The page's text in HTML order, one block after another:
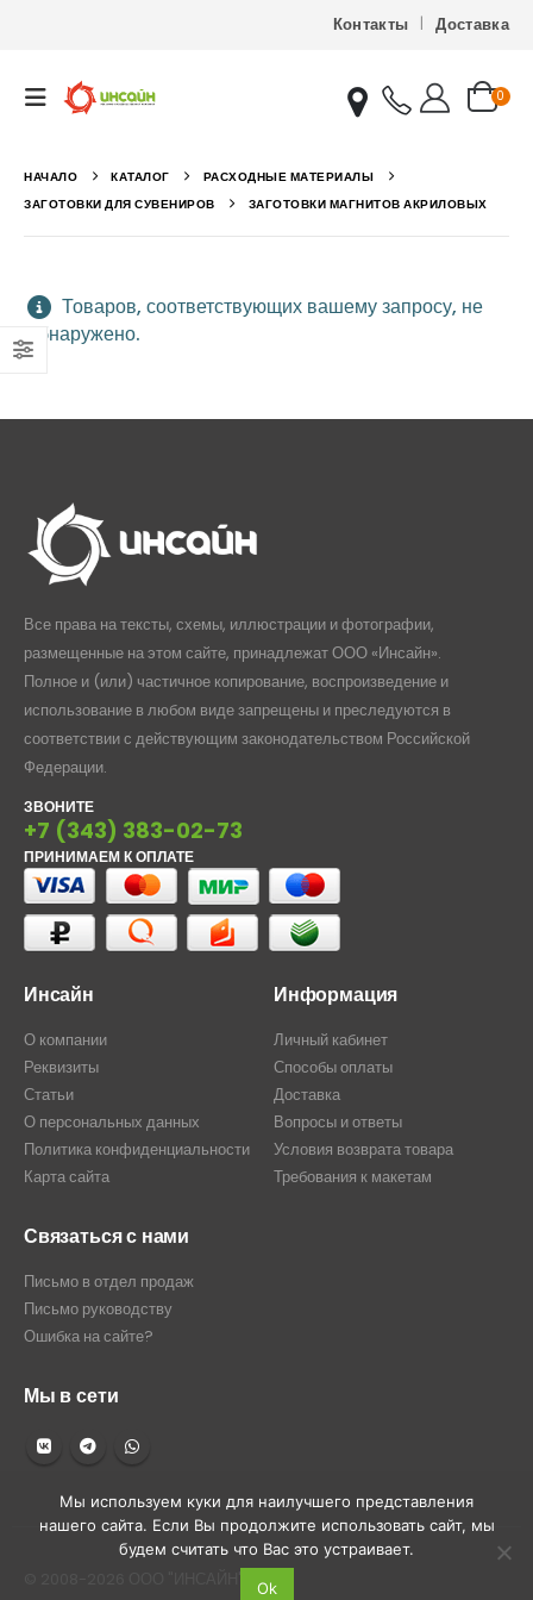
Контакты Доставка
0
НАЧАЛО КАТАЛОГ
РАСХОДНЫЕ МАТЕРИАЛЫ
ЗАГОТОВКИ ДЛЯ СУВЕНИРОВ
ЗАГОТОВКИ МАГНИТОВ АКРИЛОВЫХ
Товаров, соответствующих вашему запросу, не
обнаружено.
Все права на тексты, схемы, иллюстрации и фотографии,
размещенные на этом сайте, принадлежат ООО «Инсайн».
Полное и (или) частичное копирование, воспроизведение и
использование в любом виде запрещены и преследуются в
соответствии с действующим законодательством Российской
Федерации.
ЗВОНИТЕ
+7 (343) 383-02-73
ПРИНИМАЕМ К ОПЛАТЕ
Инсайн
О компании
Реквизиты
Статьи
О персональных данных
Политика конфиденциальности
Карта сайта
Информация
Личный кабинет
Способы оплаты
Доставка
Вопросы и ответы
Условия возврата товара
Требования к макетам
Связаться с нами
Письмо в отдел продаж
Письмо руководству
Ошибка на сайте?
Мы в сети
Мы используем куки для наилучшего представления
нашего сайта. Если Вы продолжите использовать сайт, мы
будем считать что Вас это устраивает.
Ok